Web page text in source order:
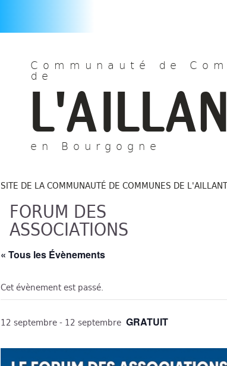
Communauté de
de
en Bourgogne
SITE DE LA COMMUNAUTÉ DE COMMUNES DE
FORUM DES
ASSOCIATIONS
« Tous les Évènements
Cet évènement est passé.
12 septembre - 12 septembre GRATUIT